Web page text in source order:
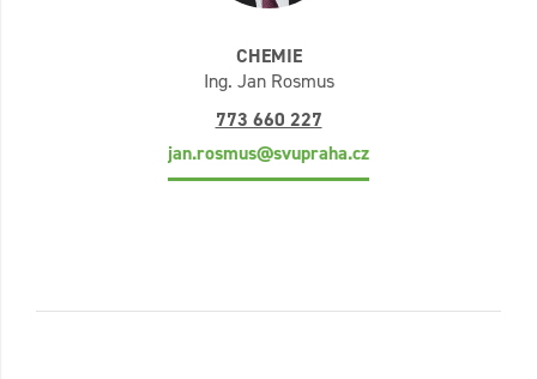
CHEMIE
Ing. Jan Rosmus
773 660 227
jan.rosmus@svupraha.cz